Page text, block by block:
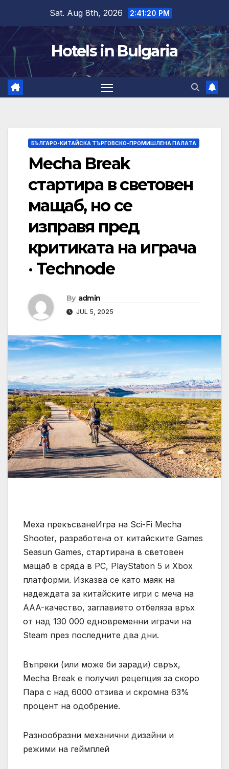
content
Sat. Aug 8th, 2026 2:41:21 PM
Hotels in Bulgaria
БЪЛГАРО-КИТАЙСКА ТЪРГОВСКО-ПРОМИШЛЕНА ПАЛAТА
Mecha Break
стартира в световен
мащаб, но се
изправя пред
критиката на играча
· Technode
By admin
JUL 5, 2025
Меха прекъсванеИгра на Sci-Fi Mecha
Shooter, разработена от китайските Games
Seasun Games, стартирана в световен
мащаб в сряда в PC, PlayStation 5 и Xbox
платформи. Изказва се като маяк на
надеждата за китайските игри с меча на
AAA-качество, заглавието отбеляза връх
от над 130 000 едновременни играчи на
Steam през последните два дни.
Въпреки (или може би заради) свръх,
Mecha Break е получил рецепция за скоро
Пара с над 6000 отзива и скромна 63%
процент на одобрение.
Разнообразни механични дизайни и
режими на геймплей